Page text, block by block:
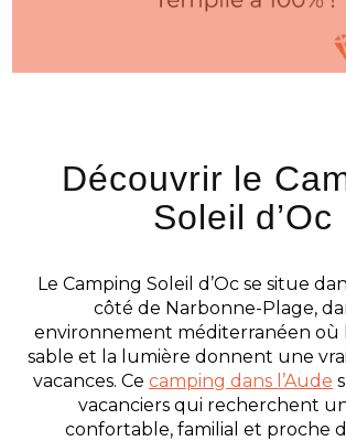
Découvrir le
Soleil d’Oc
Le Camping Soleil d’Oc se situe
côté de Narbonne-Plage,
environnement méditerranéen où
sable et la lumière donnent une
vacances. Ce camping dans l’Aude
vacanciers qui recherchent
confortable, familial et proche